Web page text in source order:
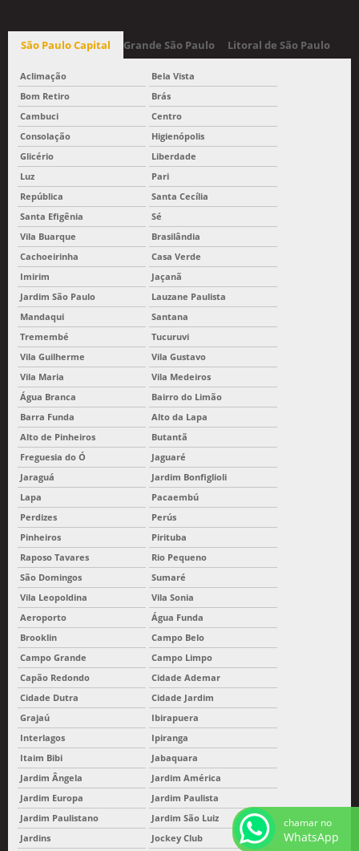
São Paulo Capital Grande São Paulo Litoral de São Paulo
Aclimação
Bela Vista
Bom Retiro
Brás
Cambuci
Centro
Consolação
Higienópolis
Glicério
Liberdade
Luz
Pari
República
Santa Cecília
Santa Efigênia
Sé
Vila Buarque
Brasilândia
Cachoeirinha
Casa Verde
Imirim
Jaçanã
Jardim São Paulo
Lauzane Paulista
Mandaqui
Santana
Tremembé
Tucuruvi
Vila Guilherme
Vila Gustavo
Vila Maria
Vila Medeiros
Água Branca
Bairro do Limão
Barra Funda
Alto da Lapa
Alto de Pinheiros
Butantã
Freguesia do Ó
Jaguaré
Jaraguá
Jardim Bonfiglioli
Lapa
Pacaembú
Perdizes
Perús
Pinheiros
Pirituba
Raposo Tavares
Rio Pequeno
São Domingos
Sumaré
Vila Leopoldina
Vila Sonia
Aeroporto
Água Funda
Brooklin
Campo Belo
Campo Grande
Campo Limpo
Capão Redondo
Cidade Ademar
Cidade Dutra
Cidade Jardim
Grajaú
Ibirapuera
Interlagos
Ipiranga
Itaim Bibi
Jabaquara
Jardim Ângela
Jardim América
Jardim Europa
Jardim Paulista
Jardim Paulistano
Jardim São Luiz
Jardins
Jockey Club
chamar no
WhatsApp